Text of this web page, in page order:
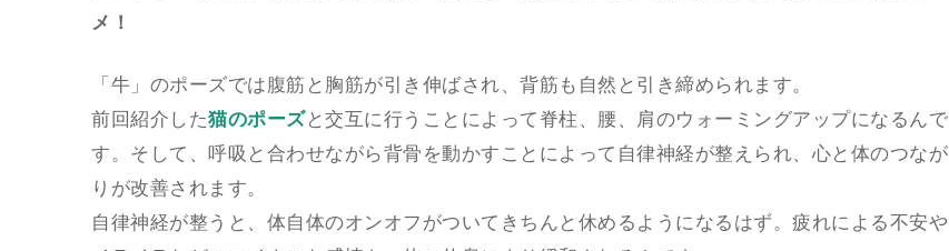
メ！
「牛」のポーズでは腹筋と胸筋が引き伸ばされ、背筋も自然と引き締められます。
前回紹介した猫のポーズと交互に行うことによって脊柱、腰、肩のウォーミングアップになるんで
す。そして、呼吸と合わせながら背骨を動かすことによって自律神経が整えられ、心と体のつなが
りが改善されます。
自律神経が整うと、体自体のオンオフがついてきちんと休めるようになるはず。疲れによる不安や